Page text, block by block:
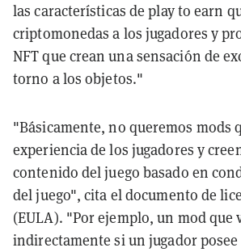
las características de play to earn
criptomonedas a los jugadores y
NFT que crean una sensación de
torno a los objetos."
"Básicamente, no queremos mods
experiencia de los jugadores y
contenido del juego basado en
del juego", cita el documento de
(EULA). "Por ejemplo, un mod que
indirectamente si un jugador posee